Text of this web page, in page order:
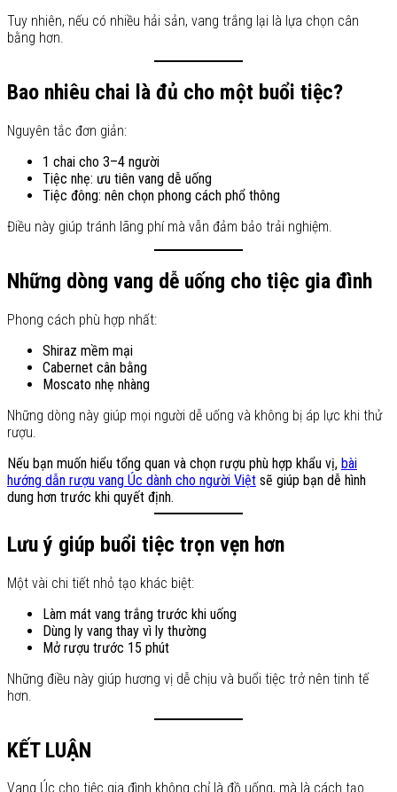
Tuy nhiên, nếu có nhiều hải sản, vang trắng lại là lựa chọn cân
bằng hơn.
Bao nhiêu chai là đủ cho một buổi tiệc?
Nguyên tắc đơn giản:
1 chai cho 3–4 người
Tiệc nhẹ: ưu tiên vang dễ uống
Tiệc đông: nên chọn phong cách phổ thông
Điều này giúp tránh lãng phí mà vẫn đảm bảo trải nghiệm.
Những dòng vang dễ uống cho tiệc gia đình
Phong cách phù hợp nhất:
Shiraz mềm mại
Cabernet cân bằng
Moscato nhẹ nhàng
Những dòng này giúp mọi người dễ uống và không bị áp lực khi thử
rượu.
Nếu bạn muốn hiểu tổng quan và chọn rượu phù hợp khẩu vị, bài
hướng dẫn rượu vang Úc dành cho người Việt sẽ giúp bạn dễ hình
dung hơn trước khi quyết định.
Lưu ý giúp buổi tiệc trọn vẹn hơn
Một vài chi tiết nhỏ tạo khác biệt:
Làm mát vang trắng trước khi uống
Dùng ly vang thay vì ly thường
Mở rượu trước 15 phút
Những điều này giúp hương vị dễ chịu và buổi tiệc trở nên tinh tế
hơn.
KẾT LUẬN
Vang Úc cho tiệc gia đình không chỉ là đồ uống, mà là cách tạo